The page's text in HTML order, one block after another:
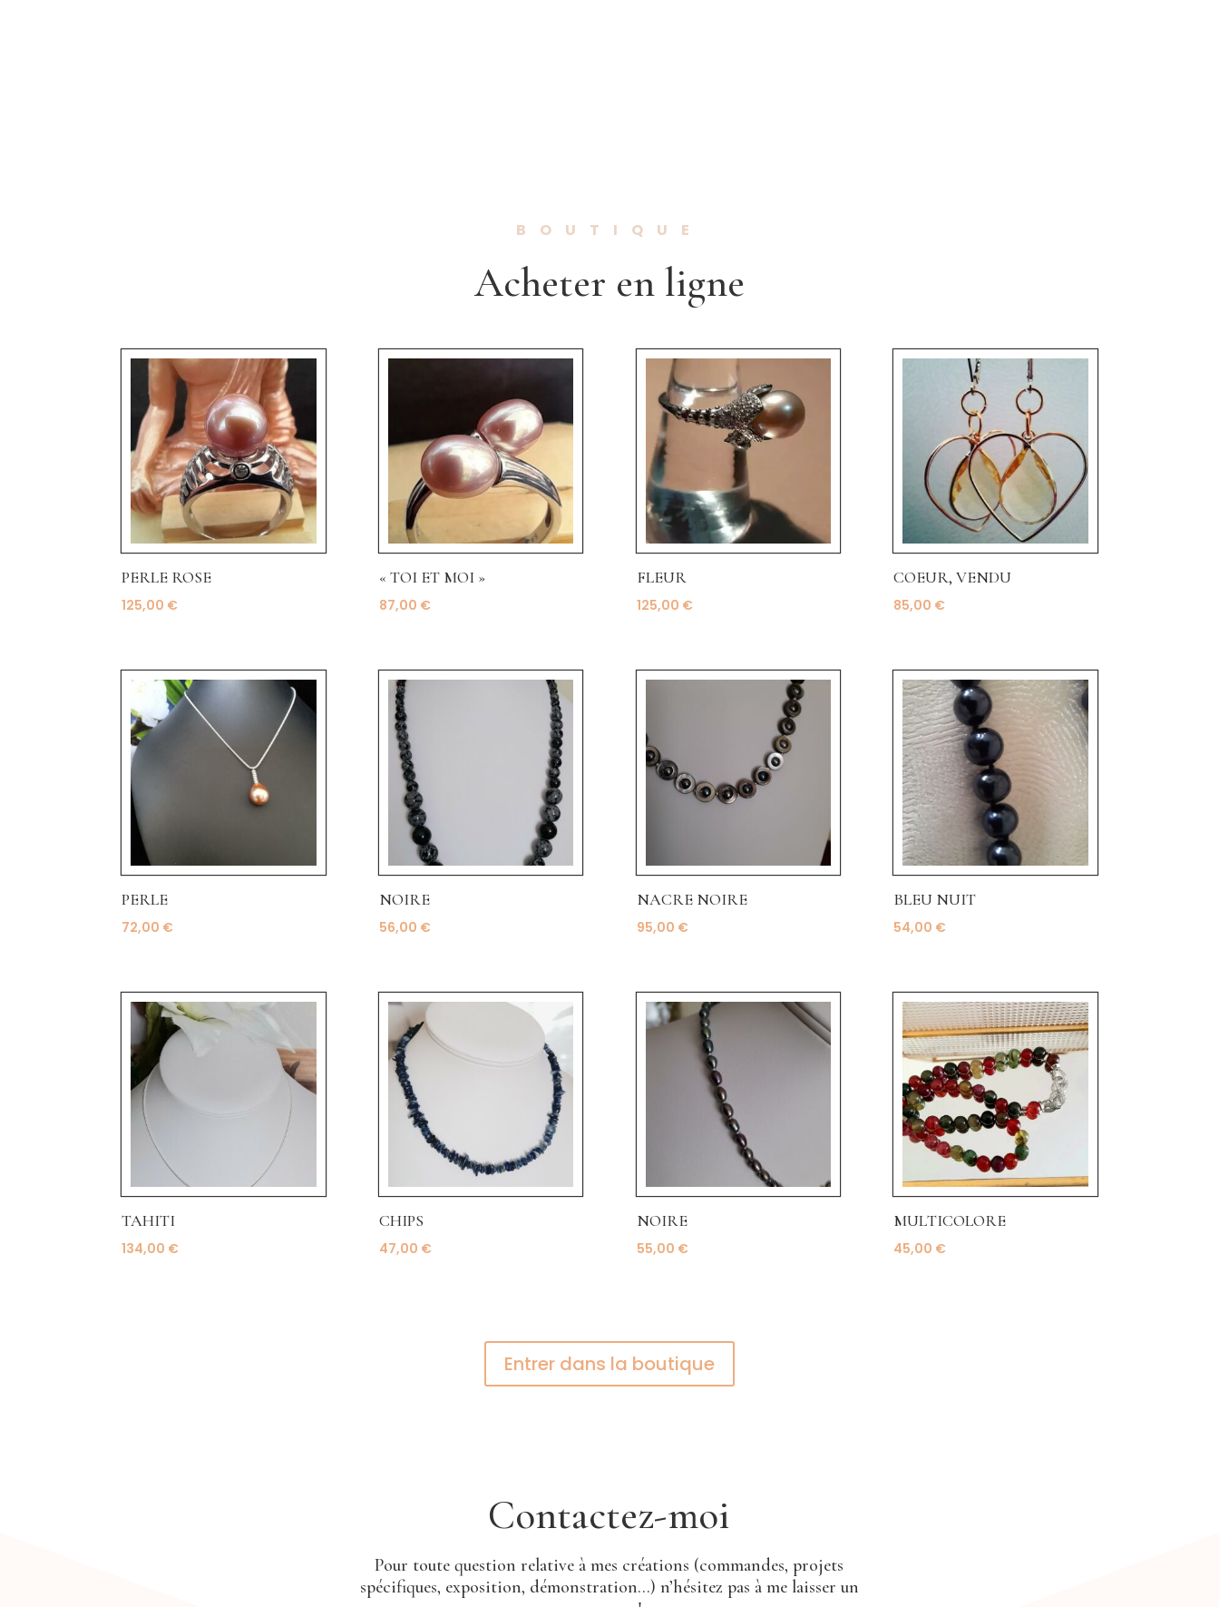
BOUTIQUE
Acheter en ligne
PERLE ROSE
125,00 €
« TOI ET MOI »
87,00 €
FLEUR
125,00 €
COEUR, VENDU
85,00 €
PERLE
72,00 €
NOIRE
56,00 €
NACRE NOIRE
95,00 €
BLEU NUIT
54,00 €
TAHITI
134,00 €
CHIPS
47,00 €
NOIRE
55,00 €
MULTICOLORE
45,00 €
Entrer dans la boutique
Contactez-moi
Pour toute question relative à mes créations (commandes, projets
spécifiques, exposition, démonstration…) n’hésitez pas à me laisser un